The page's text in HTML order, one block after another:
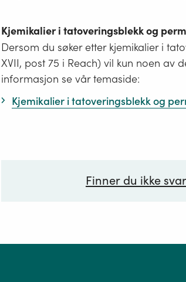
Kjemikalier i tatoveringsblekk og
Dersom du søker etter kjemikalier i
XVII, post 75 i Reach) vil kun noen av
informasjon se vår temaside:
Kjemikalier i tatoveringsblekk og
Finner du ikke